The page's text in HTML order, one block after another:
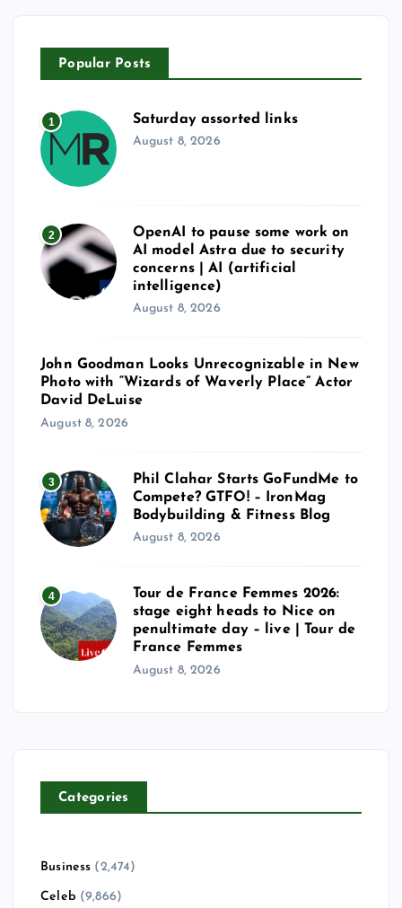
Popular Posts
1 Saturday assorted links
August 8, 2026
2
OpenAI to pause some work on
AI model Astra due to security
concerns | AI (artificial
intelligence)
August 8, 2026
John Goodman Looks Unrecognizable in New
Photo with “Wizards of Waverly Place” Actor
David DeLuise
August 8, 2026
3
Phil Clahar Starts GoFundMe to
Compete? GTFO! – IronMag
Bodybuilding & Fitness Blog
August 8, 2026
4
Tour de France Femmes 2026:
stage eight heads to Nice on
penultimate day – live | Tour de
France Femmes
August 8, 2026
Categories
Business (2,474)
Celeb (9,866)